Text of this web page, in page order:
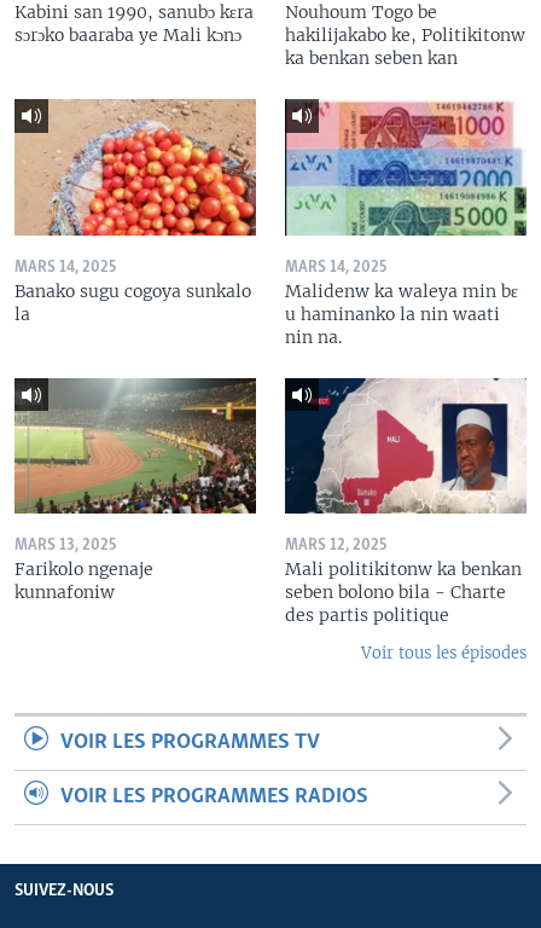
Kabini san 1990, sanubɔ kɛra
sɔrɔko baaraba ye Mali kɔnɔ
Nouhoum Togo be
hakilijakabo ke, Politikitonw
ka benkan seben kan
MARS 14, 2025
Banako sugu cogoya sunkalo
la
MARS 14, 2025
Malidenw ka waleya min bɛ
u haminanko la nin waati
nin na.
MARS 13, 2025
Farikolo ngenaje
kunnafoniw
MARS 12, 2025
Mali politikitonw ka benkan
seben bolono bila - Charte
des partis politique
Voir tous les épisodes
VOIR LES PROGRAMMES TV
VOIR LES PROGRAMMES RADIOS
SUIVEZ-NOUS